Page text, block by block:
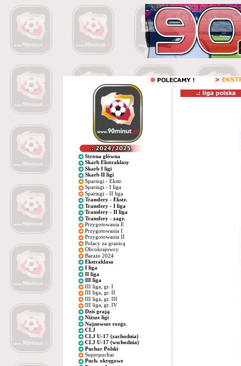
Strona główna
Skarb Ekstraklasy
Skarb I ligi
Skarb II ligi
Sparingi - Ekstr.
Sparingi - I liga
Sparingi - II liga
Transfery - Ekstr.
Transfery - I liga
Transfery - II liga
Transfery - zagr.
Przygotowania E
Przygotowania I
Przygotowania II
Polacy za granicą
Obcokrajowcy
Baraże 2024
Ekstraklasa
I liga
II liga
III liga
III liga, gr. I
III liga, gr. II
III liga, gr. III
III liga, gr. IV
Dziś grają
Niższe ligi
Najnowsze rozgr.
CLJ
CLJ U-17 (zachodnia)
CLJ U-17 (wschodnia)
Puchar Polski
Superpuchar
Puch. okręgowe